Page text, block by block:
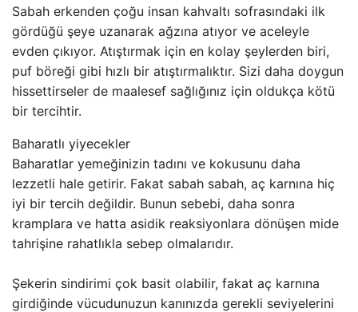
Sabah erkenden çoğu insan kahvaltı sofrasındaki ilk
gördüğü şeye uzanarak ağzına atıyor ve aceleyle
evden çıkıyor. Atıştırmak için en kolay şeylerden biri,
puf böreği gibi hızlı bir atıştırmalıktır. Sizi daha doygun
hissettirseler de maalesef sağlığınız için oldukça kötü
bir tercihtir.
Baharatlı yiyecekler
Baharatlar yemeğinizin tadını ve kokusunu daha
lezzetli hale getirir. Fakat sabah sabah, aç karnına hiç
iyi bir tercih değildir. Bunun sebebi, daha sonra
kramplara ve hatta asidik reaksiyonlara dönüşen mide
tahrişine rahatlıkla sebep olmalarıdır.
Şekerin sindirimi çok basit olabilir, fakat aç karnına
girdiğinde vücudunuzun kanınızda gerekli seviyelerini